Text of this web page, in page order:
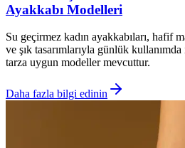
Ayakkabı Modelleri
Su geçirmez kadın ayakkabıları, hafif
ve şık tasarımlarıyla günlük
tarza uygun modeller mevcuttur.
Daha fazla bilgi edinin